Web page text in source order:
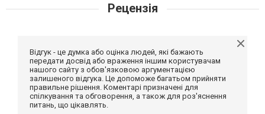
Рецензія
Відгук - це думка або оцінка людей, які бажають
передати досвід або враження іншим користувачам
нашого сайту з обов'язковою аргументацією
залишеного відгука. Це допоможе багатьом прийняти
правильне рішення. Коментарі призначені для
спілкування та обговорення, а також для роз'яснення
питань, що цікавлять.